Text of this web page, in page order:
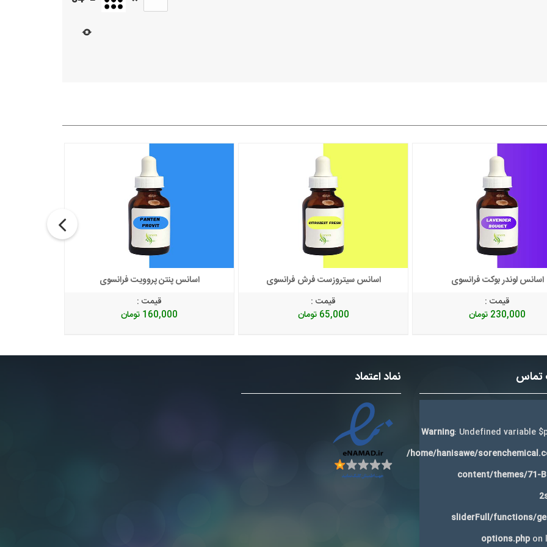
توضیحات + خرید
اسانس پنتن پروویت فرانسوی
قیمت :
160,000 تومان
توضیحات + خرید
اسانس سیتروزست فرش فرانسوی
قیمت :
65,000 تومان
توضیحات + خرید
اسانس لوندر بوکت فرانسوی
قیمت :
230,000 تومان
تماس
Warning: Undefined variable
/home/hanisawe/
content/themes/71-
sliderFull/functions/
options.phpon
نماد اعتماد